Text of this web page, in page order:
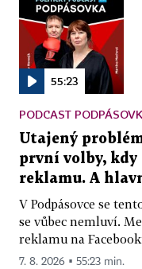
55:23
PODCAST
Utajený
první volby,
reklamu. A
V Podpásovce se
se vůbec nemluví.
reklamu na
7. 8. 2026 ▪ 55:23 min.